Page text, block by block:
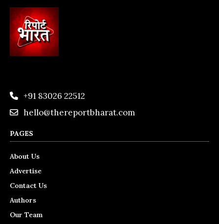
+91 83026 22512
hello@thereportbharat.com
PAGES
About Us
Advertise
Contact Us
Authors
Our Team